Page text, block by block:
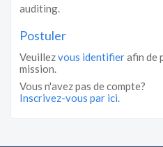
auditing.
Postuler
Veuillezvous identifierafin de
mission.
Vous n'avez pas de compte?
Inscrivez-vous par ici.